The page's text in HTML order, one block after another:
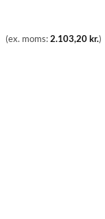
(ex. moms:2.103,20kr.)